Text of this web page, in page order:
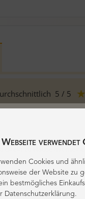
5 / 5
zu Hause mit
Webseite
Cookies und
der Website zu
bestmögliches
Datenschutzerklärung.